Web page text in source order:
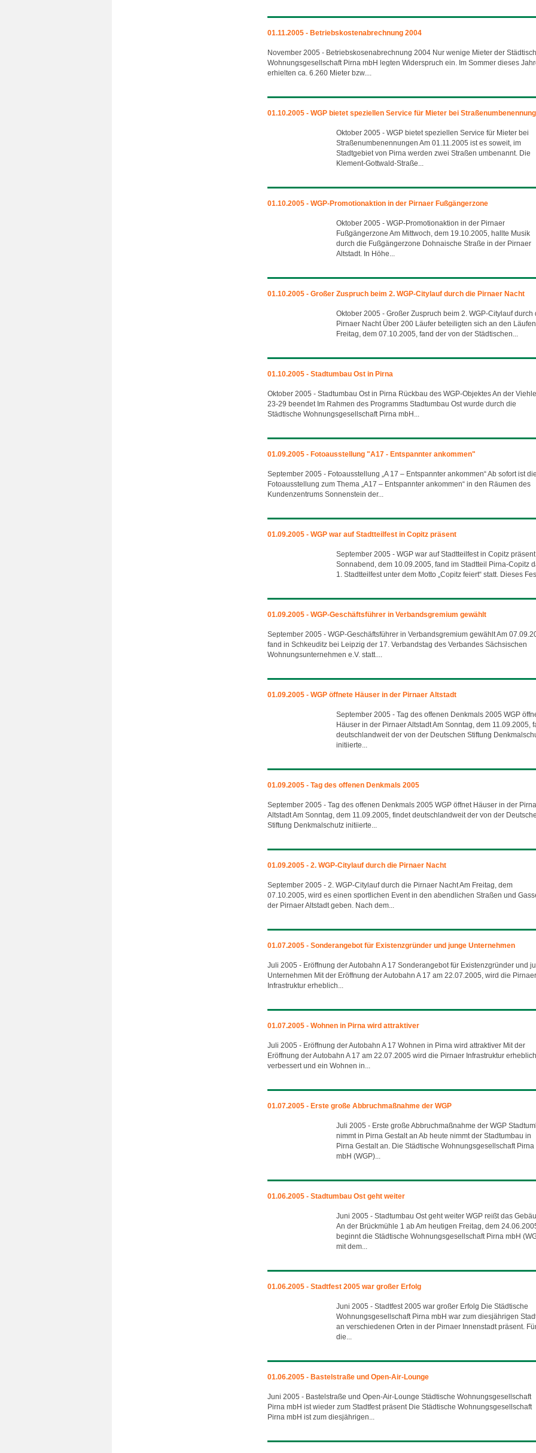
01.11.2005 - Betriebskostenabrechnung 2004
November 2005 - Betriebskosenabrechnung 2004 Nur wenige Mieter der
Wohnungsgesellschaft Pirna mbH legten Widerspruch ein. Im Sommer dieses
erhielten ca. 6.260 Mieter bzw....
01.10.2005 - WGP bietet speziellen Service für Mieter bei
Oktober 2005 - WGP bietet speziellen Service für Mieter bei
Straßenumbenennungen Am 01.11.2005 ist es soweit, im
Stadtgebiet von Pirna werden zwei Straßen umbenannt. Die
Klement-Gottwald-Straße...
01.10.2005 - WGP-Promotionaktion in der Pirnaer Fußgängerzone
Oktober 2005 - WGP-Promotionaktion in der Pirnaer
Fußgängerzone Am Mittwoch, dem 19.10.2005, hallte Musik
durch die Fußgängerzone Dohnaische Straße in der Pirnaer
Altstadt. In Höhe...
01.10.2005 - Großer Zuspruch beim 2. WGP-Citylauf durch die Pirnaer Nacht
Oktober 2005 - Großer Zuspruch beim 2. WGP-Citylauf durch
Pirnaer Nacht Über 200 Läufer beteiligten sich an den
Freitag, dem 07.10.2005, fand der von der Städtischen...
01.10.2005 - Stadtumbau Ost in Pirna
Oktober 2005 - Stadtumbau Ost in Pirna Rückbau des WGP-Objektes An der
23-29 beendet Im Rahmen des Programms Stadtumbau Ost wurde durch die
Städtische Wohnungsgesellschaft Pirna mbH...
01.09.2005 - Fotoausstellung "A17 - Entspannter ankommen"
September 2005 - Fotoausstellung „A 17 – Entspannter ankommen“ Ab sofort ist die
Fotoausstellung zum Thema „A17 – Entspannter ankommen“ in den Räumen des
Kundenzentrums Sonnenstein der...
01.09.2005 - WGP war auf Stadtteilfest in Copitz präsent
September 2005 - WGP war auf Stadtteilfest in Copitz präsent
Sonnabend, dem 10.09.2005, fand im Stadtteil Pirna-Copitz
1. Stadtteilfest unter dem Motto „Copitz feiert“ statt. Dieses
01.09.2005 - WGP-Geschäftsführer in Verbandsgremium gewählt
September 2005 - WGP-Geschäftsführer in Verbandsgremium gewählt Am
fand in Schkeuditz bei Leipzig der 17. Verbandstag des Verbandes Sächsischen
Wohnungsunternehmen e.V. statt....
01.09.2005 - WGP öffnete Häuser in der Pirnaer Altstadt
September 2005 - Tag des offenen Denkmals 2005 WGP
Häuser in der Pirnaer Altstadt Am Sonntag, dem 11.09.2005,
deutschlandweit der von der Deutschen Stiftung
initiierte...
01.09.2005 - Tag des offenen Denkmals 2005
September 2005 - Tag des offenen Denkmals 2005 WGP öffnet Häuser in der
Altstadt Am Sonntag, dem 11.09.2005, findet deutschlandweit der von der
Stiftung Denkmalschutz initiierte...
01.09.2005 - 2. WGP-Citylauf durch die Pirnaer Nacht
September 2005 - 2. WGP-Citylauf durch die Pirnaer Nacht Am Freitag, dem
07.10.2005, wird es einen sportlichen Event in den abendlichen Straßen und
der Pirnaer Altstadt geben. Nach dem...
01.07.2005 - Sonderangebot für Existenzgründer und junge Unternehmen
Juli 2005 - Eröffnung der Autobahn A 17 Sonderangebot für Existenzgründer und
Unternehmen Mit der Eröffnung der Autobahn A 17 am 22.07.2005, wird die Pirnaer
Infrastruktur erheblich...
01.07.2005 - Wohnen in Pirna wird attraktiver
Juli 2005 - Eröffnung der Autobahn A 17 Wohnen in Pirna wird attraktiver Mit der
Eröffnung der Autobahn A 17 am 22.07.2005 wird die Pirnaer Infrastruktur erheblich
verbessert und ein Wohnen in...
01.07.2005 - Erste große Abbruchmaßnahme der WGP
Juli 2005 - Erste große Abbruchmaßnahme der WGP
nimmt in Pirna Gestalt an Ab heute nimmt der Stadtumbau in
Pirna Gestalt an. Die Städtische Wohnungsgesellschaft Pirna
mbH (WGP)...
01.06.2005 - Stadtumbau Ost geht weiter
Juni 2005 - Stadtumbau Ost geht weiter WGP reißt das
An der Brückmühle 1 ab Am heutigen Freitag, dem
beginnt die Städtische Wohnungsgesellschaft Pirna mbH
mit dem...
01.06.2005 - Stadtfest 2005 war großer Erfolg
Juni 2005 - Stadtfest 2005 war großer Erfolg Die Städtische
Wohnungsgesellschaft Pirna mbH war zum diesjährigen
an verschiedenen Orten in der Pirnaer Innenstadt präsent.
die...
01.06.2005 - Bastelstraße und Open-Air-Lounge
Juni 2005 - Bastelstraße und Open-Air-Lounge Städtische Wohnungsgesellschaft
Pirna mbH ist wieder zum Stadtfest präsent Die Städtische Wohnungsgesellschaft
Pirna mbH ist zum diesjährigen...